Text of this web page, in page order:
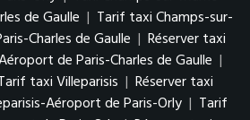
de Gaulle | Tarif taxi Champs-sur-
Charles de Gaulle | Réserver taxi
de Paris-Charles de Gaulle |
taxi Villeparisis | Réserver taxi
Aéroport de Paris-Orly | Tarif